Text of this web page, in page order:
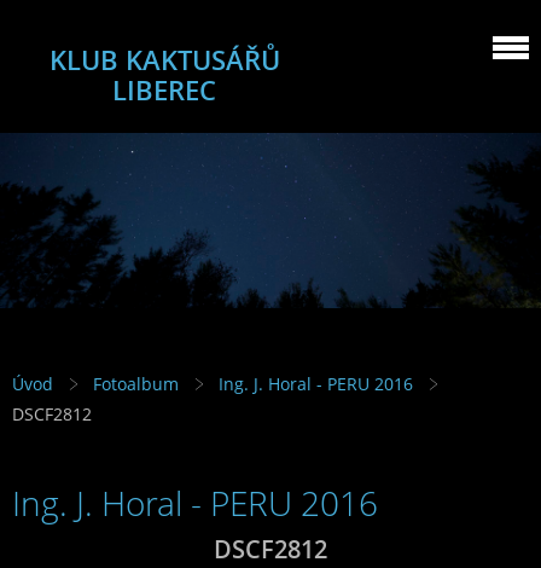
KLUB KAKTUSÁŘŮ
LIBEREC
Úvod Fotoalbum
Ing. J. Horal - PERU 2016
DSCF2812
Ing. J. Horal - PERU 2016
DSCF2812